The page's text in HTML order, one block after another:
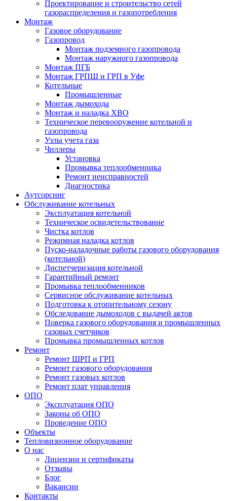
Проектирование и строительство сетей
газораспределения и газопотребления
Монтаж
Газовое оборудование
Газопровод
Монтаж подземного газопровода
Монтаж наружного газопровода
Монтаж ПГБ
Монтаж ГРПШ и ГРП в Уфе
Котельные
Промышленные
Монтаж дымохода
Монтаж и наладка ХВО
Техническое перевооружение котельной и
газопровода
Узлы учета газа
Чиллеры
Установка
Промывка теплообменника
Ремонт неисправностей
Диагностика
Аутсорсинг
Обслуживание котельных
Эксплуатация котельной
Техническое освидетельствование
Чистка котлов
Режимная наладка котлов
Пуско-наладочные работы газового оборудования
(котельной)
Диспетчеризация котельной
Гарантийный ремонт
Промывка теплообменников
Сервисное обслуживание котельных
Подготовка к отопительному сезону
Обследование дымоходов с выдачей актов
Поверка газового оборудования и промышленных
газовых счетчиков
Промывка промышленных котлов
Ремонт
Ремонт ШРП и ГРП
Ремонт газового оборудования
Ремонт газовых котлов
Ремонт плат управления
ОПО
Эксплуатация ОПО
Законы об ОПО
Проведение ОПО
Объекты
Тепловизионное оборудование
О нас
Лицензии и сертификаты
Отзывы
Блог
Вакансии
Контакты